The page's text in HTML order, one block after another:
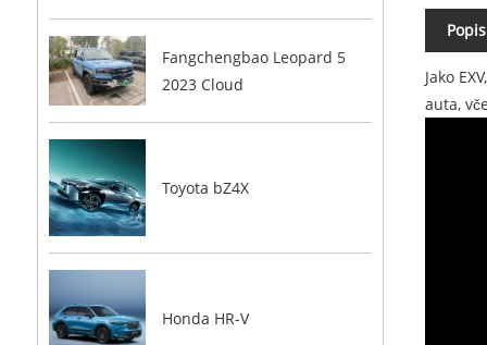
Fangchengbao Leopard 5
2023 Cloud
Toyota bZ4X
Honda HR-V
Jako
auta,